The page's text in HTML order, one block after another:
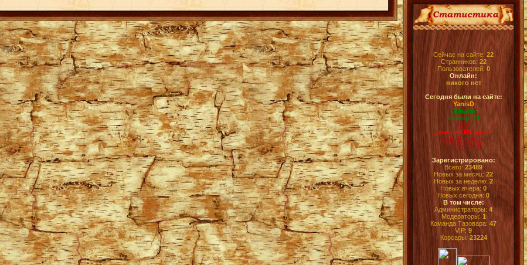
Сейчас на сайте: 22
Странников: 22
Пользователей: 0
Онлайн:
никого нет
Сегодня были на сайте:
YanisD
Johano
stranger71
OBS
дмитрий18корсар
Серый_Корсар
Ku33neCHIK
Зарегистрировано:
Всего: 23489
Новых за месяц: 22
Новых за неделю: 2
Новых вчера: 0
Новых сегодня:0
В том числе:
Администраторы: 4
Модераторы: 1
Команда Тазовара: 47
VIP: 9
Корсары:23224